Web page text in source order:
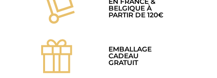
BELGIQUE À
PARTIR DE 120€
EMBALLAGE
CADEAU
GRATUIT